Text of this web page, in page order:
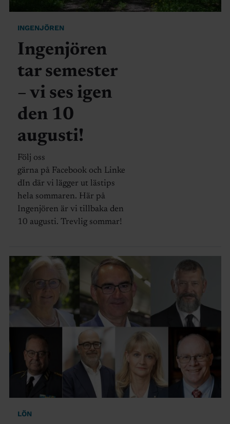
INGENJÖREN
Ingenjören
tar semester
– vi ses igen
den 10
augusti!
Följ oss
gärna på Facebook och Linke
dIn där vi lägger ut lästips
hela sommaren. Här på
Ingenjören är vi tillbaka den
10 augusti. Trevlig sommar!
LÖN